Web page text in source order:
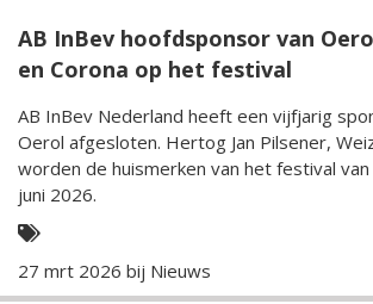
AB InBev hoofdsponsor van
en Corona op het festival
AB InBev Nederland heeft een vijfjarig
Oerol afgesloten. Hertog Jan Pilsener,
worden de huismerken van het festival
juni 2026.
27 mrt 2026 bij Nieuws